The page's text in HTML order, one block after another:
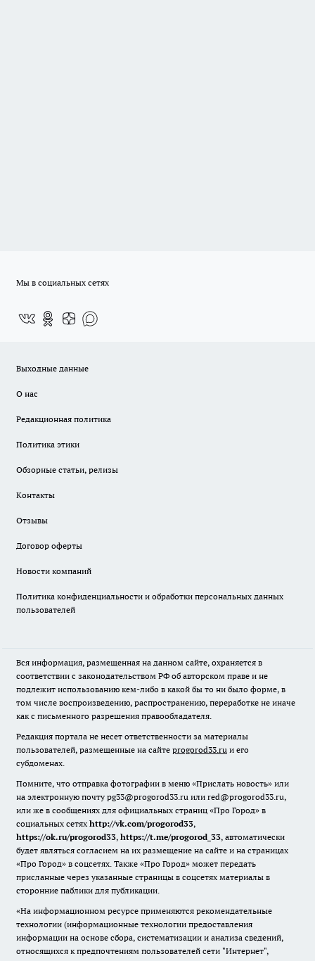
Мы в социальных сетях
Выходные данные
О нас
Редакционная политика
Политика этики
Обзорные статьи, релизы
Контакты
Отзывы
Договор оферты
Новости компаний
Политика конфиденциальности и обработки персональных данных
пользователей
Вся информация, размещенная на данном сайте, охраняется в
соответствии с законодательством РФ об авторском праве и не
подлежит использованию кем-либо в какой бы то ни было форме, в
том числе воспроизведению, распространению, переработке не иначе
как с письменного разрешения правообладателя.
Редакция портала не несет ответственности за материалы
пользователей, размещенные на сайте progorod33.ru и его
субдоменах.
Помните, что отправка фотографии в меню «Прислать новость» или
на электронную почту pg33@progorod33.ru или red@progorod33.ru,
или же в сообщениях для официальных страниц «Про Город» в
социальных сетях http://vk.com/progorod33,
https://ok.ru/progorod33, https://t.me/progorod_33, автоматически
будет являться согласием на их размещение на сайте и на страницах
«Про Город» в соцсетях. Также «Про Город» может передать
присланные через указанные страницы в соцсетях материалы в
сторонние паблики для публикации.
«На информационном ресурсе применяются рекомендательные
технологии (информационные технологии предоставления
информации на основе сбора, систематизации и анализа сведений,
относящихся к предпочтениям пользователей сети "Интернет",